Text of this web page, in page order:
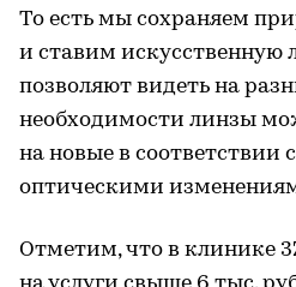
То есть мы сохраняем
и ставим искусственную
позволяют видеть на
необходимости линзы
на новые в соответствии
оптическими
Отметим, что в клинике